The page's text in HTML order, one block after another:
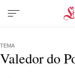
TEMA
Valedor do